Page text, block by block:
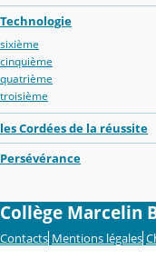
Technologie
sixième
cinquième
quatrième
troisième
les Cordées de la réussite
Persévérance
Collège Marcelin
Contacts Mentions légales